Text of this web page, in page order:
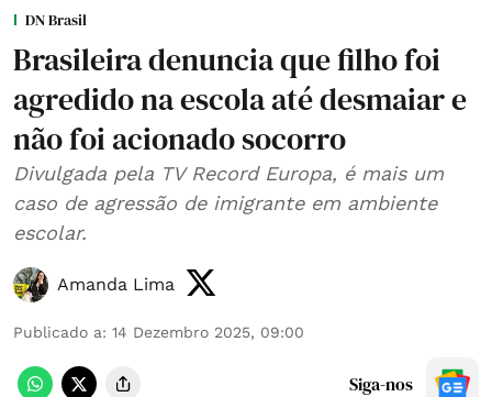
DN Brasil
Brasileira denuncia que filho foi
agredido na escola até desmaiar e
não foi acionado socorro
Divulgada pela TV Record Europa, é mais um
caso de agressão de imigrante em ambiente
escolar.
Amanda Lima
Publicado a: 14 Dezembro 2025, 09:00
Siga-nos